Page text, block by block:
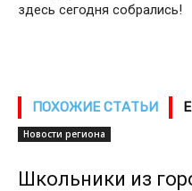
здесь сегодня собрались!
ПОХОЖИЕ СТАТЬИ
Новости региона
Школьники из